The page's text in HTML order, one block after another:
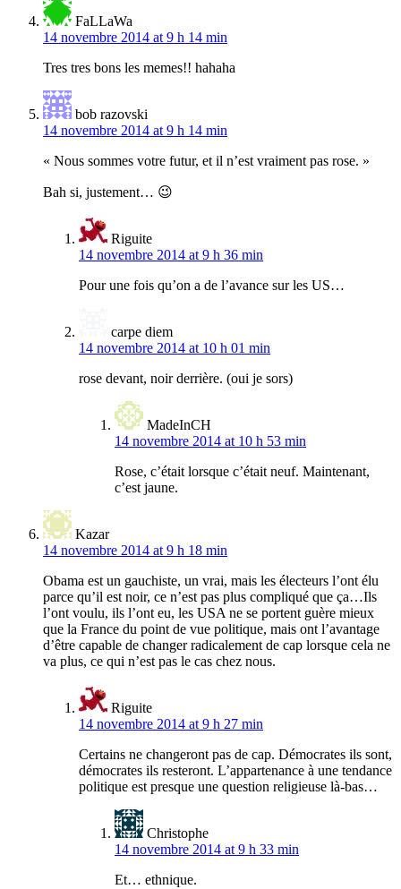
FaLLaWa
14 novembre 2014 at 9 h 14 min
Tres tres bons les memes!! hahaha
bob razovski
14 novembre 2014 at 9 h 14 min
« Nous sommes votre futur, et il n’est vraiment pas rose. »
Bah si, justement… 😉
Riguite
14 novembre 2014 at 9 h 36 min
Pour une fois qu’on a de l’avance sur les US…
carpe diem
14 novembre 2014 at 10 h 01 min
rose devant, noir derrière. (oui je sors)
MadeInCH
14 novembre 2014 at 10 h 53 min
Rose, c’était lorsque c’était neuf. Maintenant,
c’est jaune.
Kazar
14 novembre 2014 at 9 h 18 min
Obama est un gauchiste, un vrai, mais les électeurs l’ont élu
parce qu’il est noir, ce n’est pas plus compliqué que ça…Ils
l’ont voulu, ils l’ont eu, les USA ne se portent guère mieux
que la France du point de vue politique, mais ont l’avantage
d’être capable de changer radicalement de cap lorsque cela ne
va plus, ce qui n’est pas le cas chez nous.
Riguite
14 novembre 2014 at 9 h 27 min
Certains ne changeront pas de cap. Démocrates ils sont,
démocrates ils resteront. L’appartenance à une tendance
politique est presque une question religieuse là-bas…
Christophe
14 novembre 2014 at 9 h 33 min
Et… ethnique.